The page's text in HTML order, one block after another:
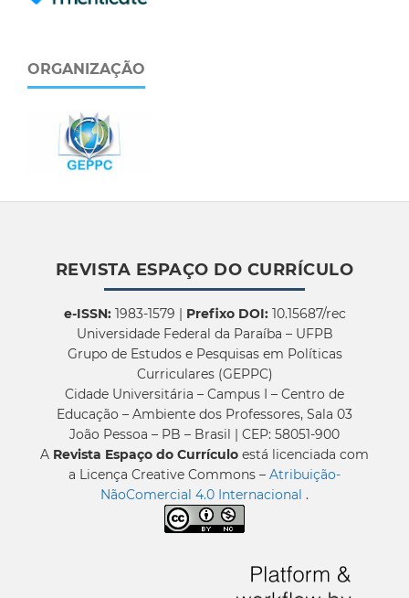
ORGANIZAÇÃO
REVISTA ESPAÇO DO CURRÍCULO
e-ISSN:1983-1579 | Prefixo DOI:10.15687/rec
Universidade Federal da Paraíba – UFPB
Grupo de Estudos e Pesquisas em Políticas
Curriculares (GEPPC)
Cidade Universitária – Campus I – Centro de
Educação – Ambiente dos Professores, Sala 03
João Pessoa – PB – Brasil | CEP: 58051-900
A Revista Espaço do Currículo está licenciada com
a Licença Creative Commons – Atribuição-
NãoComercial 4.0 Internacional .